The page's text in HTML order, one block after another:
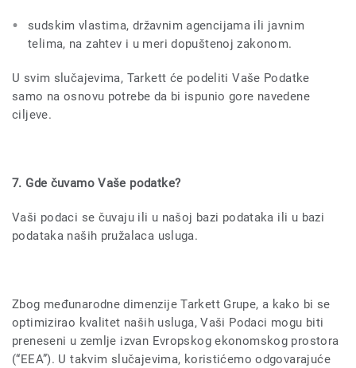
sudskim vlastima, državnim agencijama ili javnim
telima, na zahtev i u meri dopuštenoj zakonom.
U svim slučajevima, Tarkett će podeliti Vaše Podatke
samo na osnovu potrebe da bi ispunio gore navedene
ciljeve.
7. Gde čuvamo Vaše podatke?
Vaši podaci se čuvaju ili u našoj bazi podataka ili u bazi
podataka naših pružalaca usluga.
Zbog međunarodne dimenzije Tarkett Grupe, a kako bi se
optimizirao kvalitet naših usluga, Vaši Podaci mogu biti
preneseni u zemlje izvan Evropskog ekonomskog prostora
(“EEA”). U takvim slučajevima, koristićemo odgovarajuće